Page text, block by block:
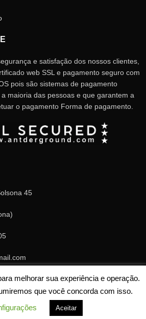
e satisfação dos nossos clientes,
web SSL e pagamento seguro com
pois são sistemas de pagamento
maioria das pessoas e que garantem a
o pagamento Forma de pagamento.
45
melhorar sua experiência e operação.
que você concorda com isso.
Aceitar